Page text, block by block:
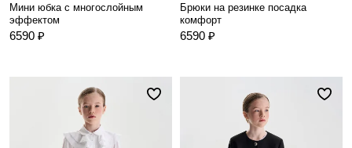
Мини юбка с многослойным
эффектом
6590 ₽
Брюки на резинке посадка
комфорт
6590 ₽